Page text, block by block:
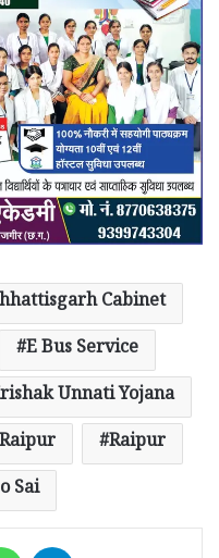
Cabinet
E Bus Service
Unnati Yojana
Raipur
Sai
WhatsApp